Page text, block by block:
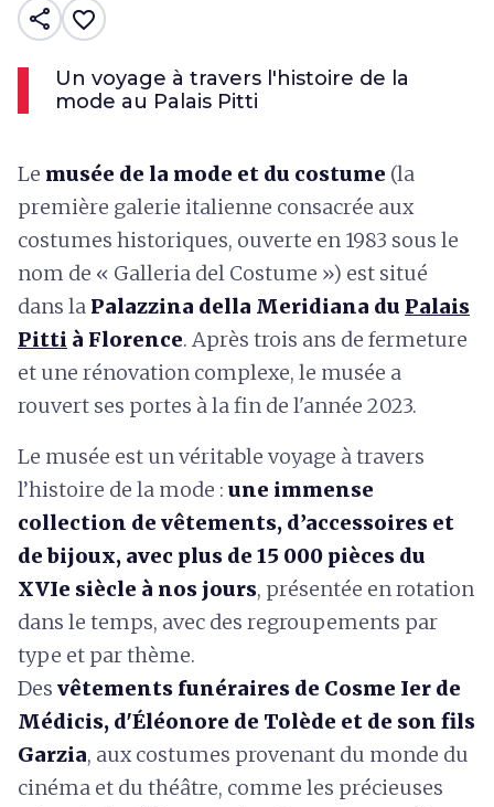
share favorite_border
Un voyage à travers l'histoire de la
mode au Palais Pitti
Le musée de la mode et du costume (la
première galerie italienne consacrée aux
costumes historiques, ouverte en 1983 sous le
nom de « Galleria del Costume ») est situé
dans la Palazzina della Meridiana du Palais
Pitti à Florence. Après trois ans de fermeture
et une rénovation complexe, le musée a
rouvert ses portes à la fin de l'année 2023.
Le musée est un véritable voyage à travers
l’histoire de la mode : une immense
collection de vêtements, d’accessoires et
de bijoux, avec plus de 15 000 pièces du
XVIe siècle à nos jours, présentée en rotation
dans le temps, avec des regroupements par
type et par thème.
Des vêtements funéraires de Cosme Ier de
Médicis, d'Éléonore de Tolède et de son fils
Garzia, aux costumes provenant du monde du
cinéma et du théâtre, comme les précieuses